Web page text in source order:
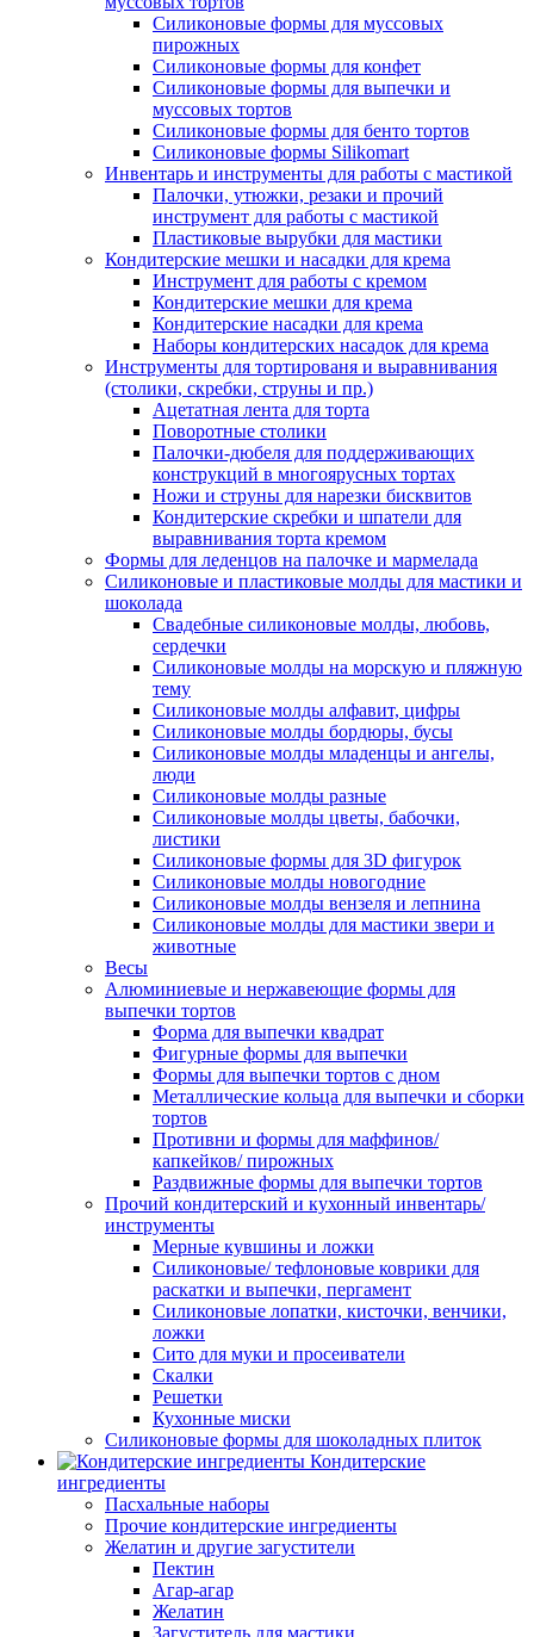
Силиконовые формы для муссовых
пирожных
Силиконовые формы для конфет
Силиконовые формы для выпечки и
муссовых тортов
Силиконовые формы для бенто тортов
Силиконовые формы Silikomart
Инвентарь и инструменты для работы с мастикой
Палочки, утюжки, резаки и прочий
инструмент для работы с мастикой
Пластиковые вырубки для мастики
Кондитерские мешки и насадки для крема
Инструмент для работы с кремом
Кондитерские мешки для крема
Кондитерские насадки для крема
Наборы кондитерских насадок для крема
Инструменты для тортированя и выравнивания
(столики, скребки, струны и пр.)
Ацетатная лента для торта
Поворотные столики
Палочки-дюбеля для поддерживающих
конструкций в многоярусных тортах
Ножи и струны для нарезки бисквитов
Кондитерские скребки и шпатели для
выравнивания торта кремом
Формы для леденцов на палочке и мармелада
Силиконовые и пластиковые молды для мастики и
шоколада
Свадебные силиконовые молды, любовь,
сердечки
Силиконовые молды на морскую и пляжную
тему
Силиконовые молды алфавит, цифры
Силиконовые молды бордюры, бусы
Силиконовые молды младенцы и ангелы,
люди
Силиконовые молды разные
Силиконовые молды цветы, бабочки,
листики
Силиконовые формы для 3D фигурок
Силиконовые молды новогодние
Силиконовые молды вензеля и лепнина
Силиконовые молды для мастики звери и
животные
Весы
Алюминиевые и нержавеющие формы для
выпечки тортов
Форма для выпечки квадрат
Фигурные формы для выпечки
Формы для выпечки тортов с дном
Металлические кольца для выпечки и сборки
тортов
Противни и формы для маффинов/
капкейков/ пирожных
Раздвижные формы для выпечки тортов
Прочий кондитерский и кухонный инвентарь/
инструменты
Мерные кувшины и ложки
Силиконовые/ тефлоновые коврики для
раскатки и выпечки, пергамент
Силиконовые лопатки, кисточки, венчики,
ложки
Сито для муки и просеиватели
Скалки
Решетки
Кухонные миски
Силиконовые формы для шоколадных плиток
Кондитерские
ингредиенты
Пасхальные наборы
Прочие кондитерские ингредиенты
Желатин и другие загустители
Пектин
Агар-агар
Желатин
Загуститель для мастики